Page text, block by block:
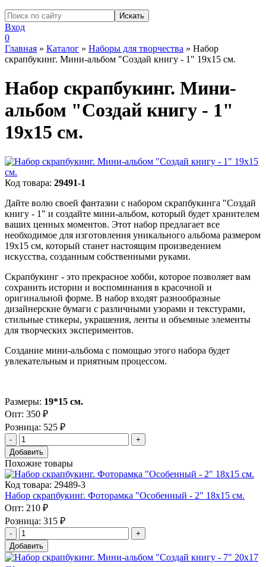
Вход
0
Главная » Каталог » Наборы для творчества » Набор
скрапбукинг. Мини-альбом "Создай книгу - 1" 19х15 см.
Набор скрапбукинг. Мини-
альбом "Создай книгу - 1"
19х15 см.
Код товара: 29491-1
Дайте волю своей фантазии с набором скрапбукинга "Создай
книгу - 1" и создайте мини-альбом, который будет хранителем
ваших ценных моментов. Этот набор предлагает все
необходимое для изготовления уникального альбома размером
19х15 см, который станет настоящим произведением
искусства, созданным собственными руками.
Скрапбукинг - это прекрасное хобби, которое позволяет вам
сохранить истории и воспоминания в красочной и
оригинальной форме. В набор входят разнообразные
дизайнерские бумаги с различными узорами и текстурами,
стильные стикеры, украшения, ленты и объемные элементы
для творческих экспериментов.
Создание мини-альбома с помощью этого набора будет
увлекательным и приятным процессом.
Размеры: 19*15 см.
Опт: 350 ₽
Розница: 525 ₽
Добавить
Похожие товары
Код товара: 29489-3
Набор скрапбукинг. Фоторамка "Особенный - 2" 18х15 см.
Опт: 210 ₽
Розница: 315 ₽
Добавить